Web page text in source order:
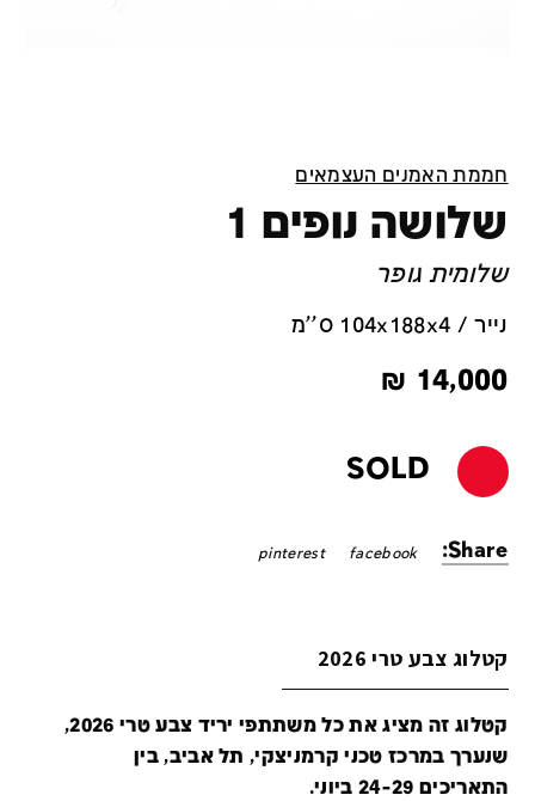
חממת האמנים העצמאים
שלושה נופים 1
שלומית גופר
נייר / 104x188x4 ס''מ
14,000
₪
SOLD
Share:
facebook
pinterest
קטלוג צבע טרי 2026
קטלוג זה מציג את כל משתתפי יריד צבע טרי 2026,
שנערך במרכז טכני קרמניצקי, תל אביב, בין
התאריכים 24-29 ביוני.